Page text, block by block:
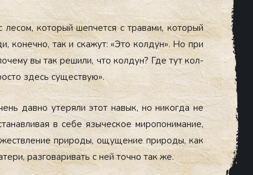
ко­торый шеп­чется с тра­вами, ко­торый
ко­неч­но, так и ска­жут: «Это кол­дун». Но при
вы так ре­шили, что кол­дун? Где тут кол­
здесь су­щес­твую».
дав­но уте­ряли этот на­вык, но ни­ког­да не
в се­бе язы­чес­кое ми­ропо­нима­ние,
при­роды, ощу­щение при­роды, как
раз­го­вари­вать с ней точ­но так же.